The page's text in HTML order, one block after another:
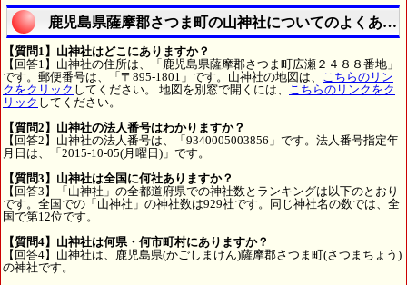
鹿児島県薩摩郡さつま町の山神社についてのよくある
【質問1】山神社はどこにありますか？
【回答1】山神社の住所は、「鹿児島県薩摩郡さつま町広瀬２４８８番地」
です。郵便番号は、「〒895-1801」です。山神社の地図は、 こちらのリン
クをクリック してください。 地図を別窓で開くには、 こちらのリンクをク
リック してください。
【質問2】山神社の法人番号はわかりますか？
【回答2】山神社の法人番号は、「9340005003856」です。法人番号指定年
月日は、「2015-10-05(月曜日)」です。
【質問3】山神社は全国に何社ありますか？
【回答3】「山神社」の全都道府県での神社数とランキングは以下のとおり
です。全国での「山神社」の神社数は929社です。同じ神社名の数では、全
国で第12位です。
【質問4】山神社は何県・何市町村にありますか？
【回答4】山神社は、鹿児島県(かごしまけん)薩摩郡さつま町(さつまちょう)
の神社です。